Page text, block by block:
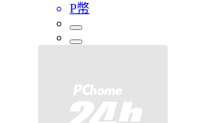
P幣